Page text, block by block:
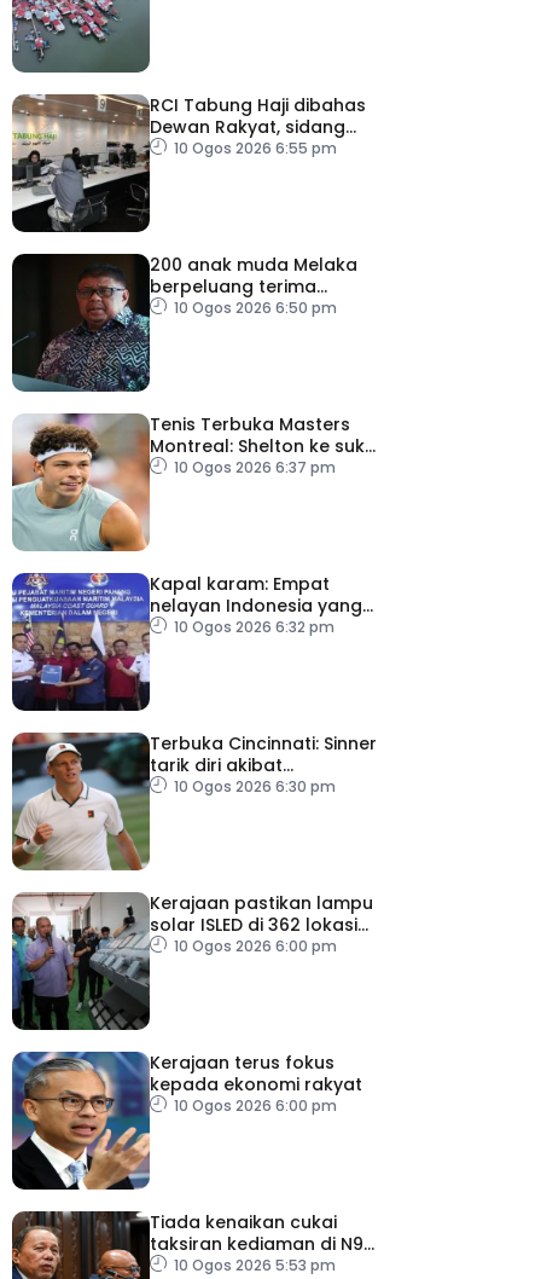
RCI Tabung Haji dibahas
Dewan Rakyat, sidang
khas teliti penemuan dan
10 Ogos 2026 6:55 pm
200 anak muda Melaka
berpeluang terima
manfaat Dana
10 Ogos 2026 6:50 pm
Tenis Terbuka Masters
Montreal: Shelton ke suku
akhir10 Ogos 2026 6:37 pm
Kapal karam: Empat
nelayan Indonesia yang
terselamat diserah
10 Ogos 2026 6:32 pm
Terbuka Cincinnati: Sinner
tarik diri akibat
kecederaan lutut
10 Ogos 2026 6:30 pm
Kerajaan pastikan lampu
solar ISLED di 362 lokasi
berkualiti, selamat
10 Ogos 2026 6:00 pm
Kerajaan terus fokus
kepada ekonomi rakyat
10 Ogos 2026 6:00 pm
Tiada kenaikan cukai
taksiran kediaman di N9
untuk lima tahun
10 Ogos 2026 5:53 pm